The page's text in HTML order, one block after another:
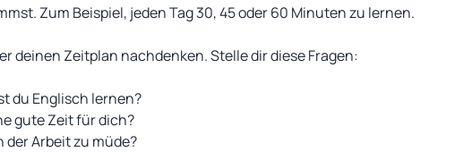
Zum Beispiel, jeden Tag 30, 45 oder 60 Minuten zu lernen.
deinen Zeitplan nachdenken. Stelle dir diese Fragen:
du Englisch lernen?
gute Zeit für dich?
der Arbeit zu müde?